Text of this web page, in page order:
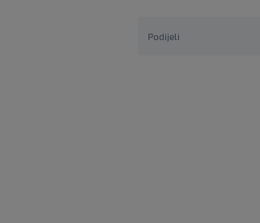
Podijeli